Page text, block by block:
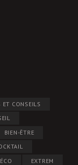
ET CONSEILS
BIEN-ÊTRE
EXTREM